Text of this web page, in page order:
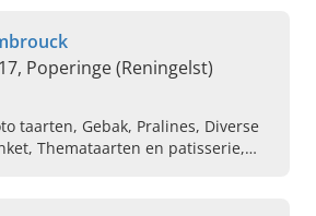
Poperinge (Reningelst)
taarten, Gebak, Pralines, Diverse
Themataarten en patisserie,